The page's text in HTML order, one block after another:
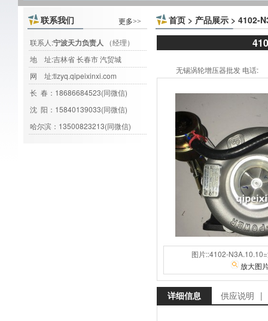
更多>>
联系我们
联系人:宁波天力负责人 （经理）
地 址:吉林省 长春市 汽贸城
网 址:tlzyq.qipeixinxi.com
长 春：18686684523(同微信)
沈 阳：15840139033(同微信)
哈尔滨：13500823213(同微信)
首页 > 产品展示 > 4102-
无锡涡轮增压器批发 电话:
图片::4102-
放大图
详细信息 供应说明 |